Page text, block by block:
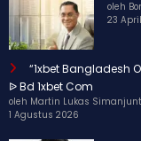
oleh
23
“1xbet
ᐉ Bd 1xbet Com
oleh Martin Lukas
1 Agustus 2026